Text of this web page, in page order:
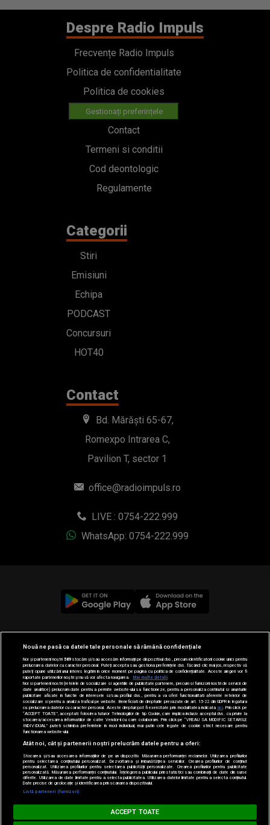
Despre Radio Impuls
Frecvențe Radio Impuls
Politica de confidentialitate
Politica de cookies
Gestionați preferințele
Contact
Termeni si conditii
Cod deontologic
Regulamente
Categorii
Stiri
Emisiuni
Echipa
PODCAST
Concursuri
HOT40
Contact
Bd. Mărăști 65-67,
Romexpo Intrarea C,
Pavilion T, sector 1
office@radioimpuls.ro
LIVE : 0754-222.999
WhatsApp: 0754-222.999
© 2019-2026 DOGAN MEDIA INTERNATIONAL SA, Toate
drepturile rezervate.
MUSIC NON STOP
Nouă ne pasă ca datele tale personale să rămână confidențiale
Noi și partenerii noștri589stocăm și/sau accesăm informații pe dispozitivul dvs., precum identificatorii cookie unici pentru
prelucrarea datelor cu caracter personal. Puteți accepta sau gestiona preferințele dvs. făcând clic mai jos, respectiv vă
puteți opune utilizării unui interes legitim în orice moment pe pagina cu politica de confidențialitate. Aceste alegeri vor fi
raportate partenerilor noștri și nu vă vor afecta navigarea.
Mai multe detalii
Noi si partenerii nostri (retelele de socializare si agentiile de publicitate partenere, precum si furnizorii nostri de servicii de
date analitice) prelucram date pentru a permite website-ului sa functioneze, pentru a personaliza continutul si anunturile
publicitare afisate in functie de interesele si/sau profilul dvs., pentru a va oferi functionalitati aferente retelelor de
socializare si pentru a analiza traficul pe website. Beneficiati de drepturile prevazute de art. 15-22 din GDPR in legatura
cu prelucrarea datelor cu caracter personal. Aceste drepturi pot fi exercitate prin modalitatea indicataaici . Prin click pe
“ACCEPT TOATE”, acceptati folosirea tuturor Tehnologiilor de tip Cookie, care implica inclusiv acceptul dvs. cu privire la
stocarea/accesarea informatiilor de catre Vendor-ii cu care colaboram. Prin click pe “VREAU SA MODIFIC SETARILE
INDIVIDUAL” puteti schimba preferintele in mod individual, mai putin cele legate de cookie strict necesare pentru
functionarea website-ului.
Atât noi, cât și partenerii noștri prelucrăm datele pentru a oferi:
Stocarea și/sau accesarea informațiilor de pe un dispozitiv. Măsurarea performanței reclamelor. Utilizarea profilurilor
pentru selectarea conținutului personalizat. Dezvoltarea și îmbunătățirea serviciilor. Crearea profilurilor de conținut
personalizat. Utilizarea profilurilor pentru selectarea publicității personalizate. Crearea profilurilor pentru publicitate
personalizată. Măsurarea performanței conținutului. Înțelegerea publicului prin statistici sau combinații de date din surse
diferite. Utilizarea de date limitate pentru a selecta publicitatea. Utilizarea datelor limitate pentru a selecta conținutul.
Date precise de geolocație și identificarea prin scanarea dispozitivului.
Listă parteneri (furnizori)
ACCEPT TOATE